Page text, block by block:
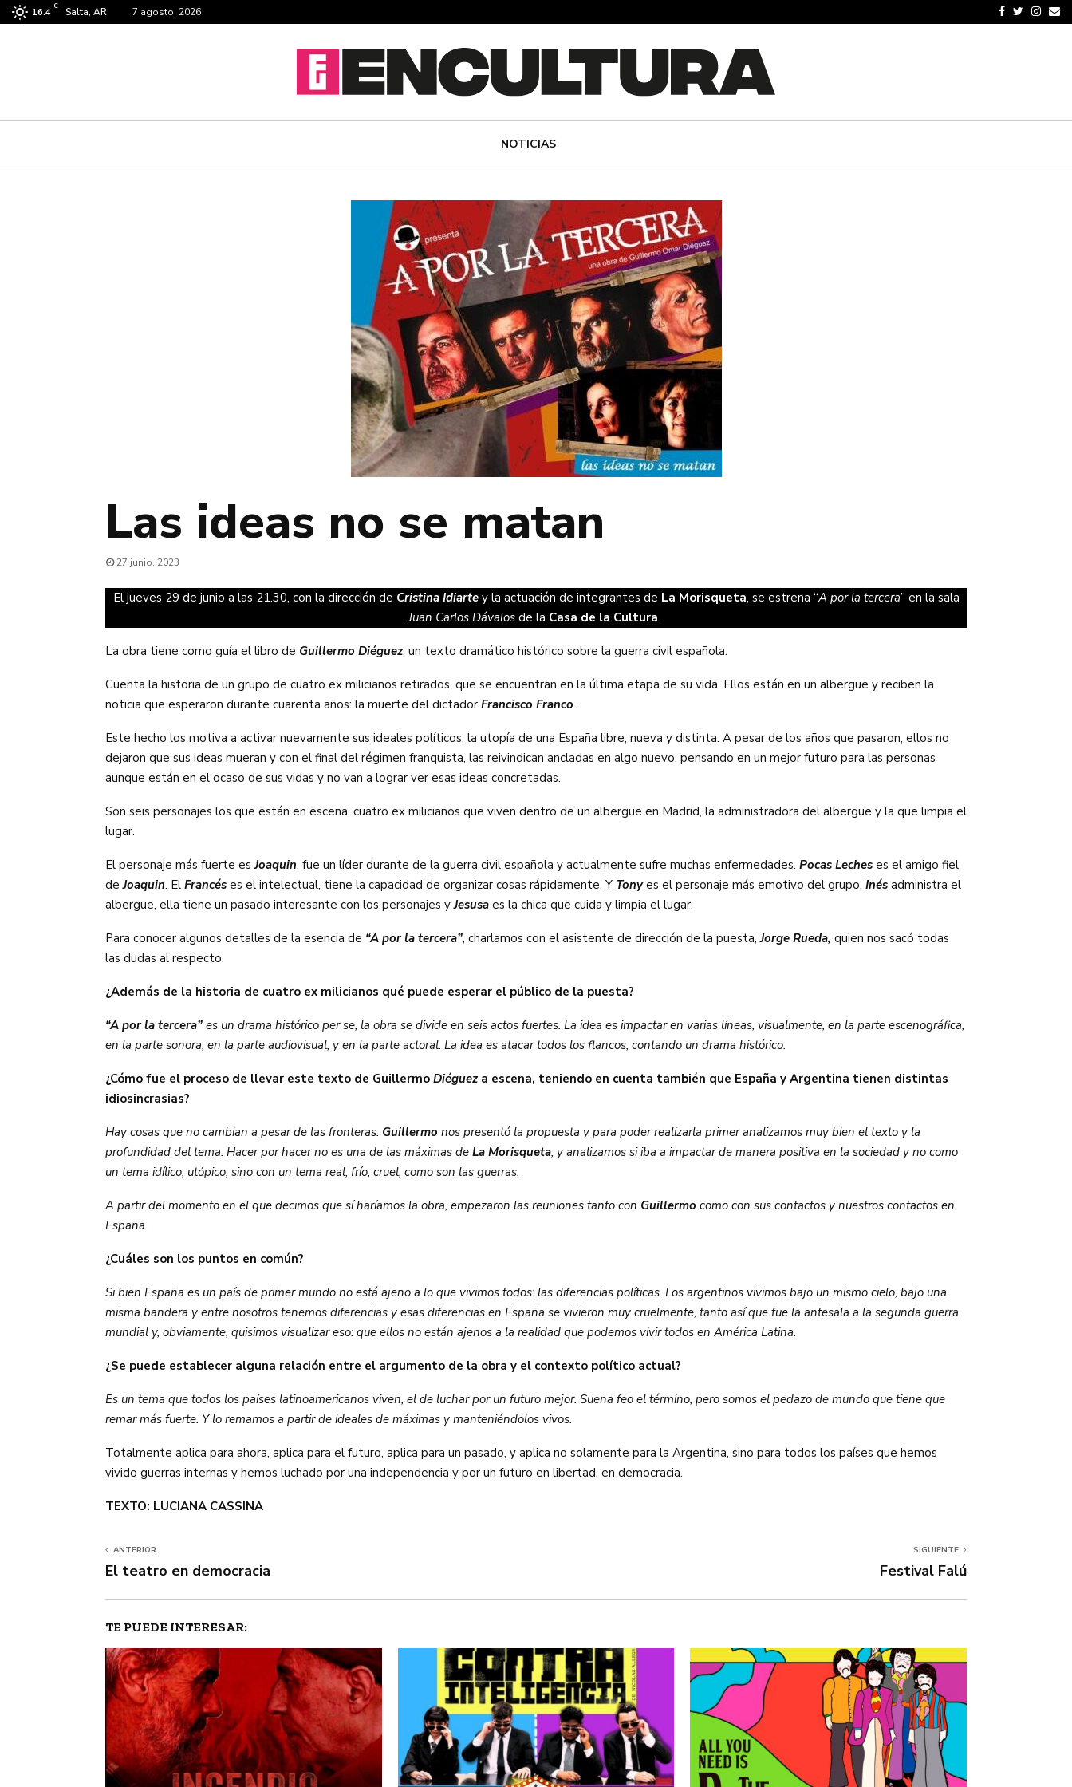
16.4
C Salta, AR 7 agosto, 2026
NOTICIAS
Las ideas no se matan
27 junio, 2023
El jueves 29 de junio a las 21.30, con la dirección de Cristina Idiarte y la actuación de integrantes de La Morisqueta, se estrena “A por la tercera” en la sala
Juan Carlos Dávalos de la Casa de la Cultura.
La obra tiene como guía el libro de Guillermo Diéguez, un texto dramático histórico sobre la guerra civil española.
Cuenta la historia de un grupo de cuatro ex milicianos retirados, que se encuentran en la última etapa de su vida. Ellos están en un albergue y reciben la
noticia que esperaron durante cuarenta años: la muerte del dictador Francisco Franco.
Este hecho los motiva a activar nuevamente sus ideales políticos, la utopía de una España libre, nueva y distinta. A pesar de los años que pasaron, ellos no
dejaron que sus ideas mueran y con el final del régimen franquista, las reivindican ancladas en algo nuevo, pensando en un mejor futuro para las personas
aunque están en el ocaso de sus vidas y no van a lograr ver esas ideas concretadas.
Son seis personajes los que están en escena, cuatro ex milicianos que viven dentro de un albergue en Madrid, la administradora del albergue y la que limpia el
lugar.
El personaje más fuerte esJoaquin, fue un líder durante de la guerra civil española y actualmente sufre muchas enfermedades. Pocas Leches es el amigo fiel
deJoaquin. El Francés es el intelectual, tiene la capacidad de organizar cosas rápidamente. Y Tonyes el personaje más emotivo del grupo. Inés administra el
albergue, ella tiene un pasado interesante con los personajes yJesusa es la chica que cuida y limpia el lugar.
Para conocer algunos detalles de la esencia de “A por la tercera”, charlamos con el asistente de dirección de la puesta,Jorge Rueda, quien nos sacó todas
las dudas al respecto.
¿Además de la historia de cuatro ex milicianos qué puede esperar el público de la puesta?
“A por la tercera” es un drama histórico per se, la obra se divide en seis actos fuertes. La idea es impactar en varias líneas, visualmente, en la parte escenográfica,
en la parte sonora, en la parte audiovisual, y en la parte actoral. La idea es atacar todos los flancos, contando un drama histórico.
¿Cómo fue el proceso de llevar este texto de Guillermo Diéguez a escena, teniendo en cuenta también que España y Argentina tienen distintas
idiosincrasias?
Hay cosas que no cambian a pesar de las fronteras. Guillermo nos presentó la propuesta y para poder realizarla primer analizamos muy bien el texto y la
profundidad del tema. Hacer por hacer no es una de las máximas de La Morisqueta, y analizamos si iba a impactar de manera positiva en la sociedad y no como
un tema idílico, utópico, sino con un tema real, frío, cruel, como son las guerras.
A partir del momento en el que decimos que sí haríamos la obra, empezaron las reuniones tanto con Guillermo como con sus contactos y nuestros contactos en
España.
¿Cuáles son los puntos en común?
Si bien España es un país de primer mundo no está ajeno a lo que vivimos todos: las diferencias políticas. Los argentinos vivimos bajo un mismo cielo, bajo una
misma bandera y entre nosotros tenemos diferencias y esas diferencias en España se vivieron muy cruelmente, tanto así que fue la antesala a la segunda guerra
mundial y, obviamente, quisimos visualizar eso: que ellos no están ajenos a la realidad que podemos vivir todos en América Latina.
¿Se puede establecer alguna relación entre el argumento de la obra y el contexto político actual?
Es un tema que todos los países latinoamericanos viven, el de luchar por un futuro mejor. Suena feo el término, pero somos el pedazo de mundo que tiene que
remar más fuerte. Y lo remamos a partir de ideales de máximas y manteniéndolos vivos.
Totalmente aplica para ahora, aplica para el futuro, aplica para un pasado, y aplica no solamente para la Argentina, sino para todos los países que hemos
vivido guerras internas y hemos luchado por una independencia y por un futuro en libertad, en democracia.
TEXTO: LUCIANA CASSINA
ANTERIOR
El teatro en democracia
SIGUIENTE
Festival Falú
TE PUEDE INTERESAR: